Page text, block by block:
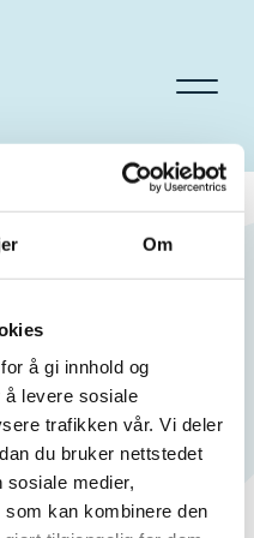
Om
å gi innhold og
å levere sosiale
trafikken vår. Vi deler
du bruker nettstedet
sosiale medier,
kan kombinere den